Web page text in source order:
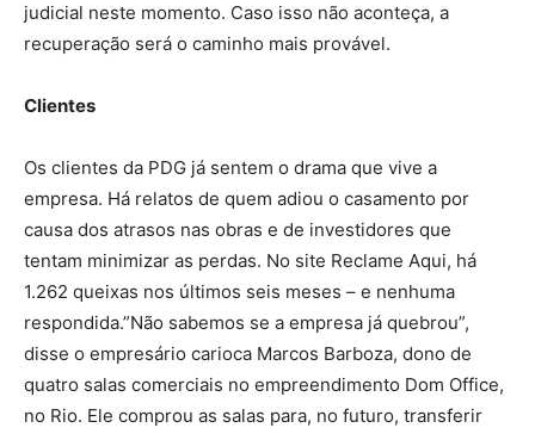
judicial neste momento. Caso isso não aconteça, a
recuperação será o caminho mais provável.
Clientes
Os clientes da PDG já sentem o drama que vive a
empresa. Há relatos de quem adiou o casamento por
causa dos atrasos nas obras e de investidores que
tentam minimizar as perdas. No site Reclame Aqui, há
1.262 queixas nos últimos seis meses – e nenhuma
respondida.”Não sabemos se a empresa já quebrou”,
disse o empresário carioca Marcos Barboza, dono de
quatro salas comerciais no empreendimento Dom Office,
no Rio. Ele comprou as salas para, no futuro, transferir